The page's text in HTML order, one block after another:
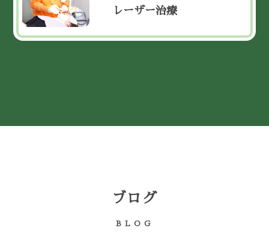
レーザー治療
ブログ
BLOG